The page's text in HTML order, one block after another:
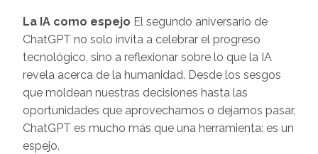
La IA como espejo El segundo aniversario de
ChatGPT no solo invita a celebrar el progreso
tecnológico, sino a reflexionar sobre lo que la IA
revela acerca de la humanidad. Desde los sesgos
que moldean nuestras decisiones hasta las
oportunidades que aprovechamos o dejamos pasar,
ChatGPT es mucho más que una herramienta: es un
espejo.